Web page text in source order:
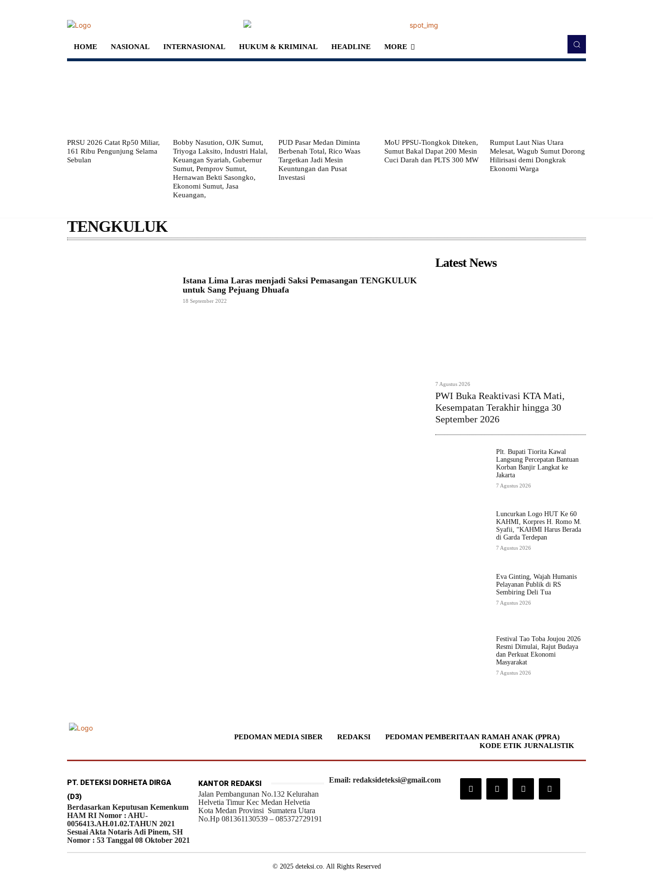
HOME NASIONAL INTERNASIONAL HUKUM & KRIMINAL HEADLINE MORE
PRSU 2026 Catat Rp50 Miliar,
161 Ribu Pengunjung Selama
Sebulan
Bobby Nasution, OJK Sumut,
Triyoga Laksito, Industri Halal,
Keuangan Syariah, Gubernur
Sumut, Pemprov Sumut,
Hernawan Bekti Sasongko,
Ekonomi Sumut, Jasa
Keuangan,
PUD Pasar Medan Diminta
Berbenah Total, Rico Waas
Targetkan Jadi Mesin
Keuntungan dan Pusat
Investasi
MoU PPSU-Tiongkok Diteken,
Sumut Bakal Dapat 200 Mesin
Cuci Darah dan PLTS 300 MW
Rumput Laut Nias Utara
Melesat, Wagub Sumut Dorong
Hilirisasi demi Dongkrak
Ekonomi Warga
TENGKULUK
Istana Lima Laras menjadi Saksi Pemasangan TENGKULUK
untuk Sang Pejuang Dhuafa
18 September 2022
Latest News
7 Agustus 2026
PWI Buka Reaktivasi KTA Mati,
Kesempatan Terakhir hingga 30
September 2026
Plt. Bupati Tiorita Kawal
Langsung Percepatan Bantuan
Korban Banjir Langkat ke
Jakarta
7 Agustus 2026
Luncurkan Logo HUT Ke 60
KAHMI, Korpres H. Romo M.
Syafii, “KAHMI Harus Berada
di Garda Terdepan
7 Agustus 2026
Eva Ginting, Wajah Humanis
Pelayanan Publik di RS
Sembiring Deli Tua
7 Agustus 2026
Festival Tao Toba Joujou 2026
Resmi Dimulai, Rajut Budaya
dan Perkuat Ekonomi
Masyarakat
7 Agustus 2026
PEDOMAN MEDIA SIBER REDAKSI
PEDOMAN PEMBERITAAN RAMAH ANAK (PPRA)
KODE ETIK JURNALISTIK
PT. DETEKSI DORHETA DIRGA
(D3)
Berdasarkan Keputusan Kemenkum
HAM RI Nomor : AHU-
0056413.AH.01.02.TAHUN 2021
Sesuai Akta Notaris Adi Pinem, SH
Nomor : 53 Tanggal 08 Oktober 2021
KANTOR REDAKSI
Jalan Pembangunan No.132 Kelurahan
Helvetia Timur Kec Medan Helvetia
Kota Medan Provinsi Sumatera Utara
No.Hp 081361130539 – 085372729191
Email: redaksideteksi@gmail.com
© 2025 deteksi.co. All Rights Reserved